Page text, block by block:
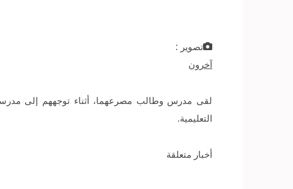
تصوير :
آخرون
لقى مدرس وطالب مصرعهما، أثناء توجههم إلى مدرستهم
التعليمية.
أخبار متعلقة